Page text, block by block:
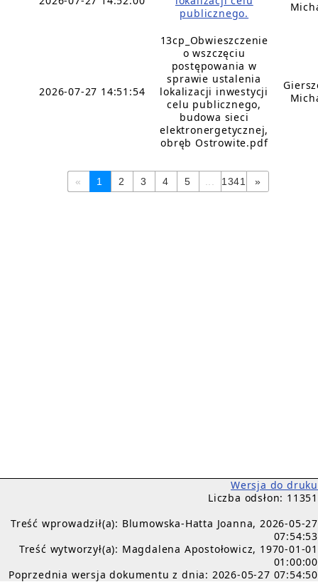
publicznego.
2026-07-27 14:51:54
13cp_Obwieszczenie
o wszczęciu
postępowania w
sprawie ustalenia
lokalizacji inwestycji
celu publicznego,
budowa sieci
elektronergetycznej,
obręb Ostrowite.pdf
« 1 2 3 4 5 1341 »
Wersja do druku
Liczba odsłon: 11351
Treść wprowadził(a): Blumowska-Hatta Joanna, 2026-05-27
07:54:53
Treść wytworzył(a): Magdalena Apostołowicz, 1970-01-01
01:00:00
Poprzednia wersja dokumentu z dnia: 2026-05-27 07:54:50